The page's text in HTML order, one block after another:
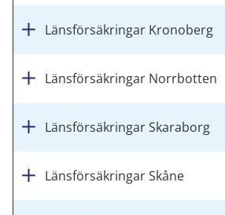
Länsförsäkringar Kronoberg
Länsförsäkringar Norrbotten
Länsförsäkringar Skaraborg
Länsförsäkringar Skåne